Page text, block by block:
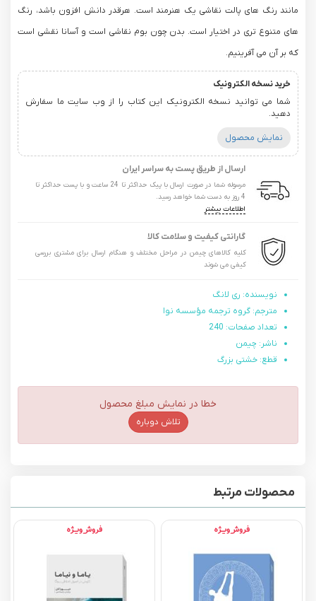
مانند رنگ های پالت نقاشی یک هنرمند است. هرقدر دانش افزون باشد، رنگ
های متنوع تری در اختیار است. بدن چون بوم نقاشی است و آسانا نقشی است
که بر آن می آفرینیم.
خرید نسخه الکترونیک
شما می توانید نسخه الکترونیک این کتاب را از وب سایت ما سفارش
دهید.
نمایش محصول
ارسال از طریق پست به سراسر ایران
مرسوله شما در صورت ارسال با پیک حداکثر تا 24 ساعت و با پست حداکثر تا
4 روز به دست شما خواهد رسید.
اطلاعات بیشتر
گارانتی کیفیت و سلامت کالا
کلیه کالاهای چیمن در مراحل مختلف و هنگام ارسال برای مشتری بررسی
کیفی می شوند
نویسنده: ری لانگ
مترجم: گروه ترجمه مؤسسه نوا
تعداد صفحات: 240
ناشر: چیمن
قطع: خشتی بزرگ
خطا در نمایش مبلغ محصول
تلاش دوباره
محصولات مرتبط